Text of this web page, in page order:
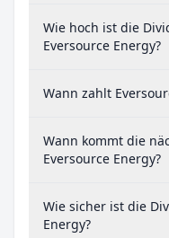
Wie hoch ist die
Eversource Energy?
Wann zahlt
Wann kommt die
Eversource Energy?
Wie sicher ist die
Energy?